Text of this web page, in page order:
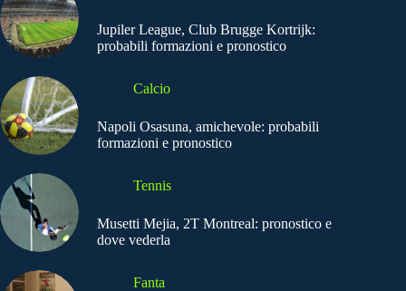
Jupiler League, Club Brugge Kortrijk:
probabili formazioni e pronostico
Calcio
Napoli Osasuna, amichevole: probabili
formazioni e pronostico
Tennis
Musetti Mejia, 2T Montreal: pronostico e
dove vederla
Fanta